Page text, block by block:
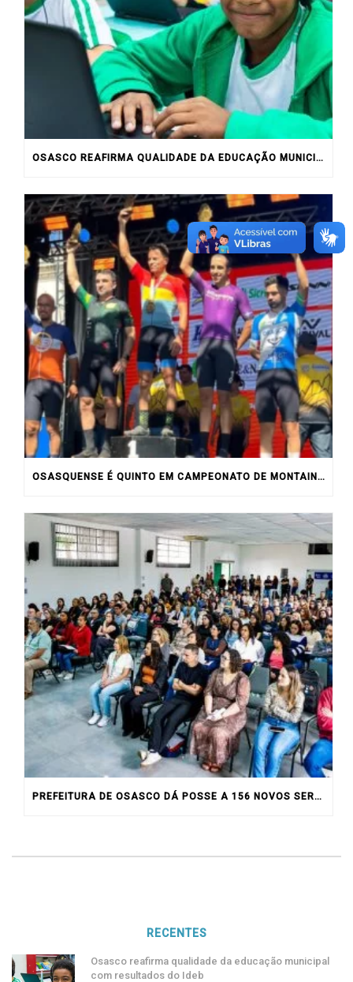
OSASCO REAFIRMA QUALIDADE DA EDUCAÇÃO MUNICIPAL COM RESULTADOS DO IDEB
OSASQUENSE É QUINTO EM CAMPEONATO DE MONTAIN BIKE NO INTERIOR DO ESTADO
PREFEITURA DE OSASCO DÁ POSSE A 156 NOVOS SERVIDORES
RECENTES
Osasco reafirma qualidade da educação municipal
com resultados do Ideb